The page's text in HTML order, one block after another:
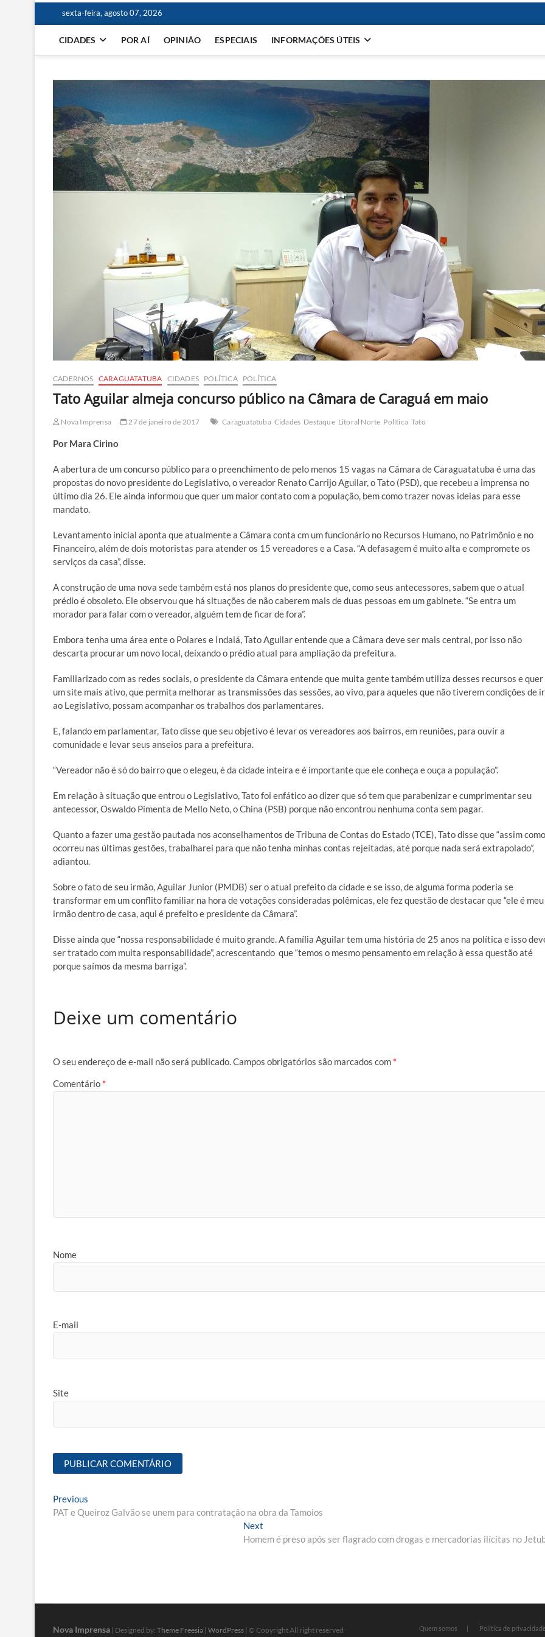
sexta-feira, agosto 07, 2026
CIDADES POR AÍ OPINIÃO ESPECIAIS INFORMAÇÕES ÚTEIS
CADERNOS CARAGUATATUBA CIDADES POLÍTICA POLÍTICA
Tato Aguilar almeja concurso público na Câmara de Caraguá em maio
Nova Imprensa 27 de janeiro de 2017 Caraguatatuba Cidades Destaque Litoral Norte Política Tato
Por Mara Cirino
A abertura de um concurso público para o preenchimento de pelo menos 15 vagas na Câmara de Caraguatatuba é uma das
propostas do novo presidente do Legislativo, o vereador Renato Carrijo Aguilar, o Tato (PSD), que recebeu a imprensa no
último dia 26. Ele ainda informou que quer um maior contato com a população, bem como trazer novas ideias para esse
mandato.
Levantamento inicial aponta que atualmente a Câmara conta cm um funcionário no Recursos Humano, no Patrimônio e no
Financeiro, além de dois motoristas para atender os 15 vereadores e a Casa. “A defasagem é muito alta e compromete os
serviços da casa”, disse.
A construção de uma nova sede também está nos planos do presidente que, como seus antecessores, sabem que o atual
prédio é obsoleto. Ele observou que há situações de não caberem mais de duas pessoas em um gabinete. “Se entra um
morador para falar com o vereador, alguém tem de ficar de fora”.
Embora tenha uma área ente o Poiares e Indaiá, Tato Aguilar entende que a Câmara deve ser mais central, por isso não
descarta procurar um novo local, deixando o prédio atual para ampliação da prefeitura.
Familiarizado com as redes sociais, o presidente da Câmara entende que muita gente também utiliza desses recursos e quer
um site mais ativo, que permita melhorar as transmissões das sessões, ao vivo, para aqueles que não tiverem condições de ir
ao Legislativo, possam acompanhar os trabalhos dos parlamentares.
E, falando em parlamentar, Tato disse que seu objetivo é levar os vereadores aos bairros, em reuniões, para ouvir a
comunidade e levar seus anseios para a prefeitura.
“Vereador não é só do bairro que o elegeu, é da cidade inteira e é importante que ele conheça e ouça a população”.
Em relação à situação que entrou o Legislativo, Tato foi enfático ao dizer que só tem que parabenizar e cumprimentar seu
antecessor, Oswaldo Pimenta de Mello Neto, o China (PSB) porque não encontrou nenhuma conta sem pagar.
Quanto a fazer uma gestão pautada nos aconselhamentos de Tribuna de Contas do Estado (TCE), Tato disse que “assim como
ocorreu nas últimas gestões, trabalharei para que não tenha minhas contas rejeitadas, até porque nada será extrapolado”,
adiantou.
Sobre o fato de seu irmão, Aguilar Junior (PMDB) ser o atual prefeito da cidade e se isso, de alguma forma poderia se
transformar em um conflito familiar na hora de votações consideradas polêmicas, ele fez questão de destacar que “ele é meu
irmão dentro de casa, aqui é prefeito e presidente da Câmara”.
Disse ainda que “nossa responsabilidade é muito grande. A família Aguilar tem uma história de 25 anos na política e isso
ser tratado com muita responsabilidade”, acrescentando que “temos o mesmo pensamento em relação à essa questão até
porque saímos da mesma barriga”.
Deixe um comentário
O seu endereço de e-mail não será publicado.Campos obrigatórios são marcados com *
Comentário *
Nome
E-mail
Site
Navegação
de
Previous
post:
PAT e Queiroz Galvão se unem para contratação na obra da Tamoios
Next
post:
Homem é preso após ser flagrado com drogas e mercadorias ilícitas no
Quem somos Política de
Nova Imprensa | Designed by: Theme Freesia | WordPress | © Copyright All right reserved